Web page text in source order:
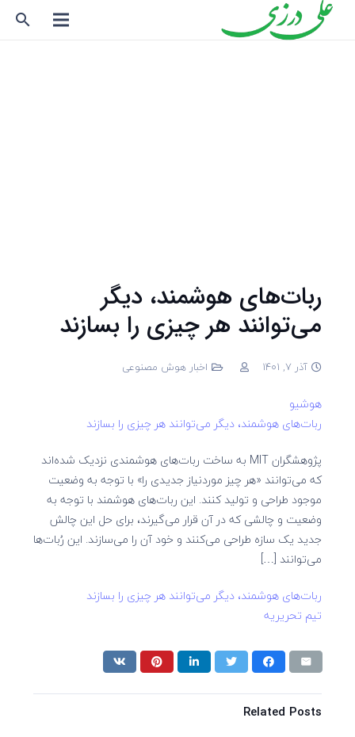
search
ربات‌های هوشمند، دیگر
می‌توانند هر چیزی را بسازند
آذر 7, 1401 اخبار هوش مصنوعی
هوشیو
ربات‌های هوشمند، دیگر می‌توانند هر چیزی را بسازند
پژوهشگران MIT به ساخت ربات‌های هوشمندی نزدیک شده‌اند
که می‌توانند «هر چیز موردنیاز جدیدی را» با توجه به وضعیت
موجود طراحی و تولید کنند. این ربات‌های هوشمند با توجه به
وضعیت و چالشی که در آن قرار می‌گیرند، برای حل این چالش
جدید یک سازه طراحی می‌کنند و خود آن را می‌سازند. این رُبات‌ها
می‌توانند […]
ربات‌های هوشمند، دیگر می‌توانند هر چیزی را بسازند
تیم تحریریه
Related Posts